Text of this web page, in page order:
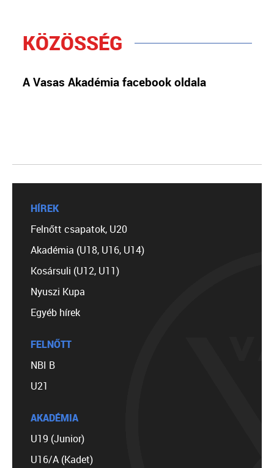
KÖZÖSSÉG
A Vasas Akadémia facebook oldala
HÍREK
Felnőtt csapatok, U20
Akadémia (U18, U16, U14)
Kosársuli (U12, U11)
Nyuszi Kupa
Egyéb hírek
FELNŐTT
NBI B
U21
AKADÉMIA
U19 (Junior)
U16/A (Kadet)